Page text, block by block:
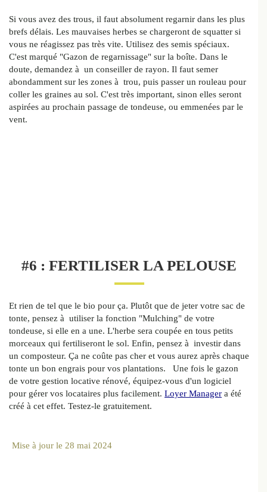
Si vous avez des trous, il faut absolument regarnir dans les plus
brefs délais. Les mauvaises herbes se chargeront de squatter si
vous ne réagissez pas très vite. Utilisez des semis spéciaux.
C'est marqué "Gazon de regarnissage" sur la boîte. Dans le
doute, demandez à un conseiller de rayon. Il faut semer
abondamment sur les zones à trou, puis passer un rouleau pour
coller les graines au sol. C'est très important, sinon elles seront
aspirées au prochain passage de tondeuse, ou emmenées par le
vent.
#6 : FERTILISER LA PELOUSE
Et rien de tel que le bio pour ça. Plutôt que de jeter votre sac de
tonte, pensez à utiliser la fonction "Mulching" de votre
tondeuse, si elle en a une. L'herbe sera coupée en tous petits
morceaux qui fertiliseront le sol. Enfin, pensez à investir dans
un composteur. Ça ne coûte pas cher et vous aurez après chaque
tonte un bon engrais pour vos plantations. Une fois le gazon
de votre gestion locative rénové, équipez-vous d'un logiciel
pour gérer vos locataires plus facilement. Loyer Manager a été
créé à cet effet. Testez-le gratuitement.
Mise à jour le 28 mai 2024